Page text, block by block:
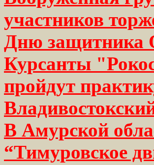
участников
Дню защитника
Курсанты
пройдут
В Амурской
“Тимуровское